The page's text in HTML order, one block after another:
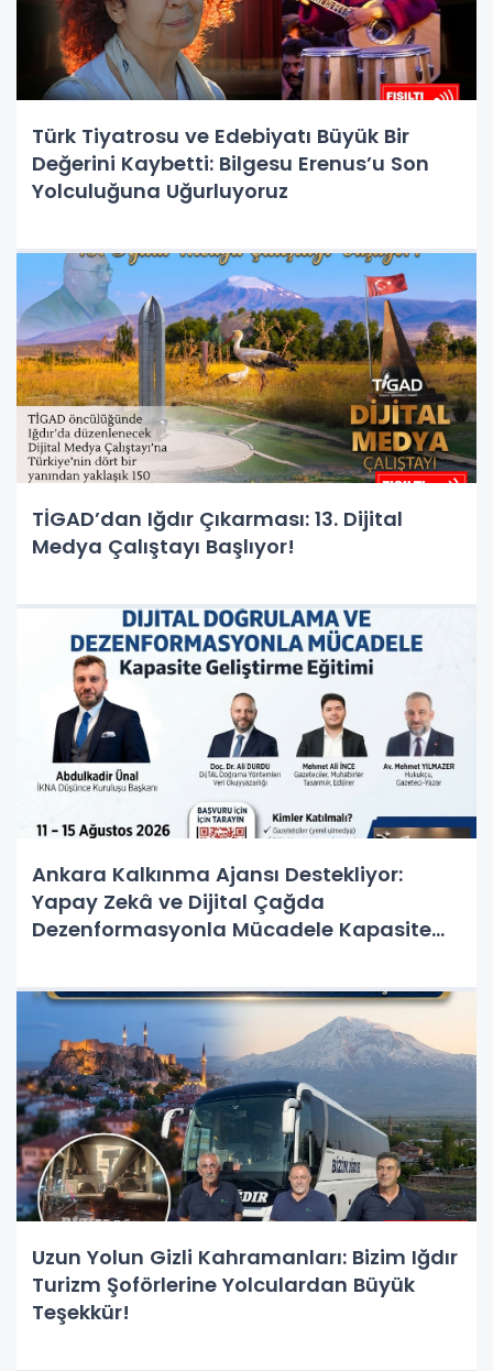
Türk Tiyatrosu ve Edebiyatı Büyük Bir
Değerini Kaybetti: Bilgesu Erenus’u Son
Yolculuğuna Uğurluyoruz
TİGAD’dan Iğdır Çıkarması: 13. Dijital
Medya Çalıştayı Başlıyor!
Ankara Kalkınma Ajansı Destekliyor:
Yapay Zekâ ve Dijital Çağda
Dezenformasyonla Mücadele Kapasite
Uzun Yolun Gizli Kahramanları: Bizim Iğdır
Turizm Şoförlerine Yolculardan Büyük
Teşekkür!